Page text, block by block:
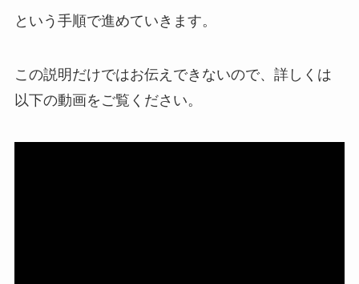
という手順で進めていきます。
この説明だけではお伝えできないので、詳しくは
以下の動画をご覧ください。